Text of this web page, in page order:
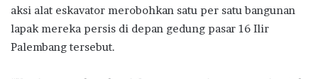
aksi alat eskavator merobohkan satu per satu bangunan
lapak mereka persis di depan gedung pasar 16 Ilir
Palembang tersebut.